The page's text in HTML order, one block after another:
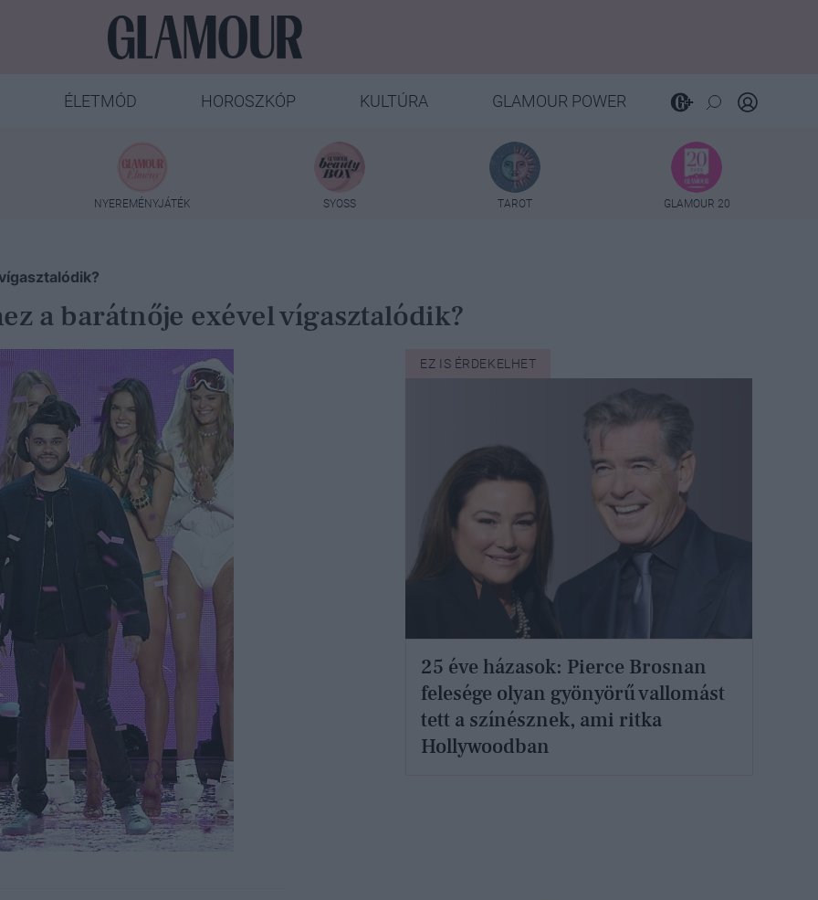
ÉLETMÓD HOROSZKÓP KULTÚRA GLAMOUR POWER
NYEREMÉNYJÁTÉK SYOSS TAROT GLAMOUR 20
a barátnője exével vígasztalódik?
EZ IS ÉRDEKELHET
25 éve házasok: Pierce Brosnan
felesége olyan gyönyörű vallomást
tett a színésznek, ami ritka
Hollywoodban